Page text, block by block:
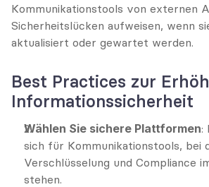
Kommunikationstools von externen
Sicherheitslücken aufweisen, wenn
aktualisiert oder gewartet werden.
Best Practices zur
Informationssicherheit
Wählen Sie sichere Plattformen:
sich für Kommunikationstools, bei
Verschlüsselung und Compliance
stehen.